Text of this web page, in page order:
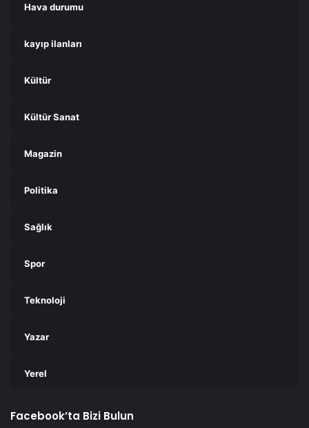
Hava durumu
kayıp ilanları
Kültür
Kültür Sanat
Magazin
Politika
Sağlık
Spor
Teknoloji
Yazar
Yerel
Facebook’ta Bizi Bulun